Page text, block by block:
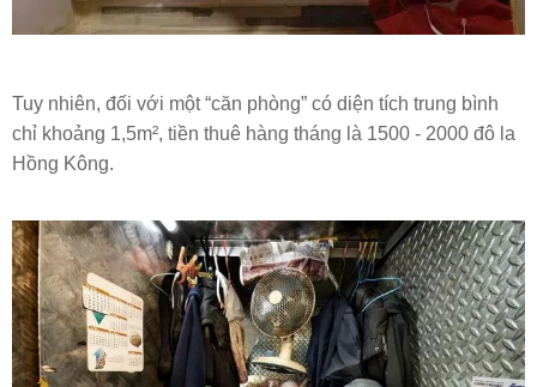
Tuy nhiên, đối với một “căn phòng” có diện tích trung bình
chỉ khoảng 1,5m², tiền thuê hàng tháng là 1500 - 2000 đô la
Hồng Kông.